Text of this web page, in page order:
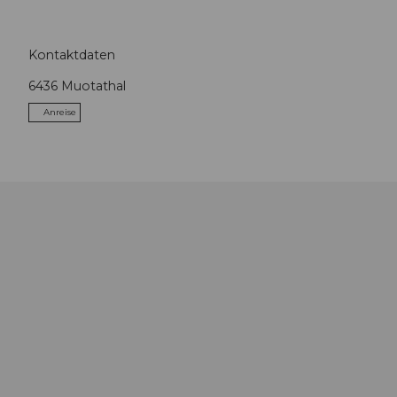
Kontaktdaten
6436 Muotathal
Anreise